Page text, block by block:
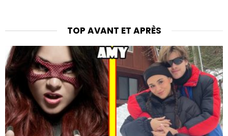
TOP AVANT ET APRÈS